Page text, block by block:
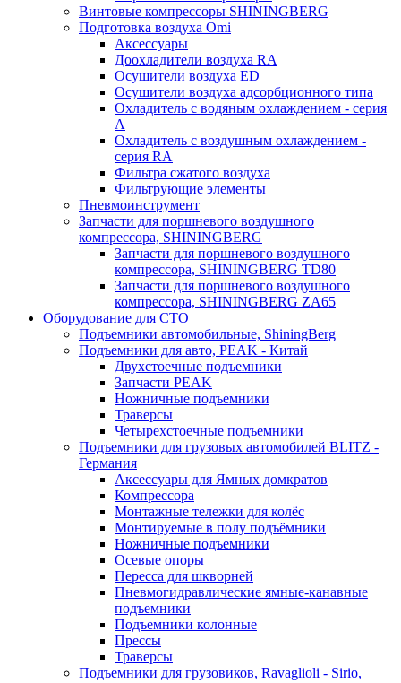
Винтовые компрессоры SHININGBERG
Подготовка воздуха Omi
Аксессуары
Доохладители воздуха RA
Осушители воздуха ED
Осушители воздуха адсорбционного типа
Охладитель с водяным охлаждением - серия
A
Охладитель с воздушным охлаждением -
серия RA
Фильтра сжатого воздуха
Фильтрующие элементы
Пневмоинструмент
Запчасти для поршневого воздушного
компрессора, SHININGBERG
Запчасти для поршневого воздушного
компрессора, SHININGBERG TD80
Запчасти для поршневого воздушного
компрессора, SHININGBERG ZA65
Оборудование для СТО
Подъемники автомобильные, ShiningBerg
Подъемники для авто, PEAK - Китай
Двухстоечные подъемники
Запчасти PEAK
Ножничные подъемники
Траверсы
Четырехстоечные подъемники
Подъемники для грузовых автомобилей BLITZ -
Германия
Аксессуары для Ямных домкратов
Компрессора
Монтажные тележки для колёс
Монтируемые в полу подъёмники
Ножничные подъемники
Осевые опоры
Пересса для шкворней
Пневмогидравлические ямные-канавные
подъемники
Подъемники колонные
Прессы
Траверсы
Подъемники для грузовиков, Ravaglioli - Sirio,